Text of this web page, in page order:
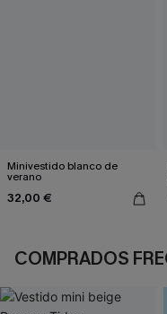
Minivestido blanco de
verano
32,00 €
COMPRADOS